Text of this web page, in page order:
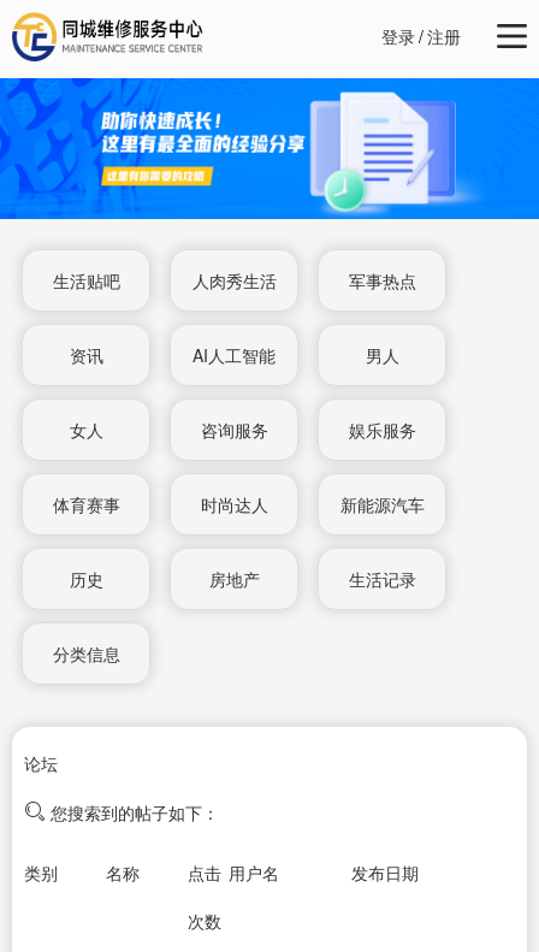
登录/注册
生活贴吧 人肉秀生活 军事热点
资讯 AI人工智能 男人
女人 咨询服务 娱乐服务
体育赛事 时尚达人 新能源汽车
历史 房地产 生活记录
分类信息
论坛
您搜索到的帖子如下：
类别 名称
点击
次数
用户名 发布日期